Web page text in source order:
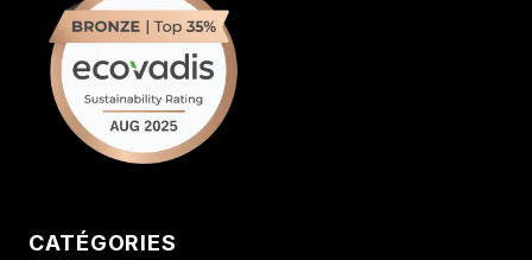
CATÉGORIES